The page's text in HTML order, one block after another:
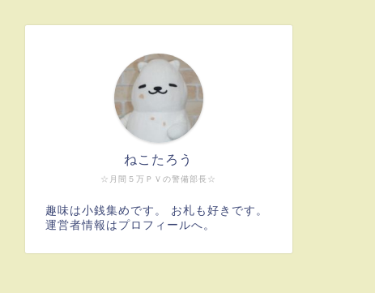
☆月間５万ＰＶの警備部長☆
ねこたろう
趣味は小銭集めです。 お札も好きです。
運営者情報はプロフィールへ。